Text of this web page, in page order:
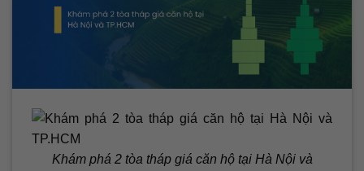
Khám phá 2 tòa tháp giá căn hộ tại Hà Nội và